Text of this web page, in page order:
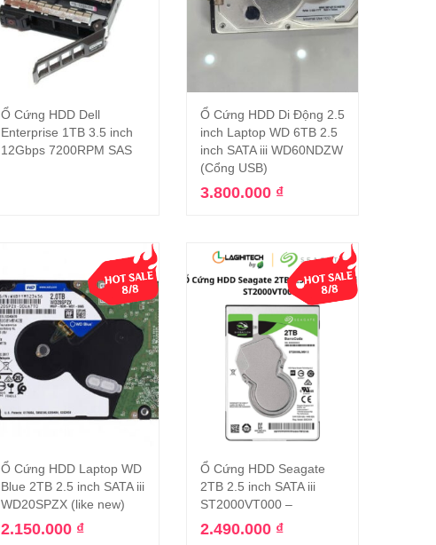
Đọc tiếp
Ổ Cứng HDD Dell
Enterprise 1TB 3.5 inch
12Gbps 7200RPM SAS
Thêm vào giỏ hàng
Ổ Cứng HDD Di Động 2.5
inch Laptop WD 6TB 2.5
inch SATA iii WD60NDZW
(Cổng USB)
3.800.000 ₫
Thêm vào giỏ hàng
Ổ Cứng HDD Laptop WD
Blue 2TB 2.5 inch SATA iii
WD20SPZX (like new)
2.150.000 ₫
Thêm vào giỏ hàng
Ổ Cứng HDD Seagate
2TB 2.5 inch SATA iii
ST2000VT000 –
2.490.000 ₫